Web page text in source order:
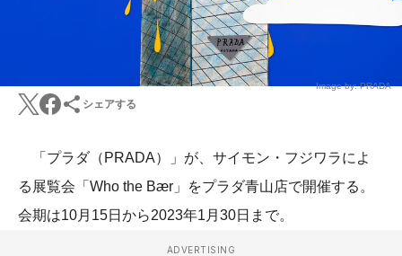
Image by: PRADA
シェアする
「プラダ（PRADA）」が、サイモン・フジワラによ
る展覧会「Who the Bær」をプラダ青山店で開催する。
会期は10月15日から2023年1月30日まで。
ADVERTISING